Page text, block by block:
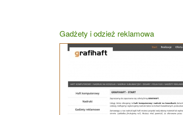
Gadżety i odzież reklamowa